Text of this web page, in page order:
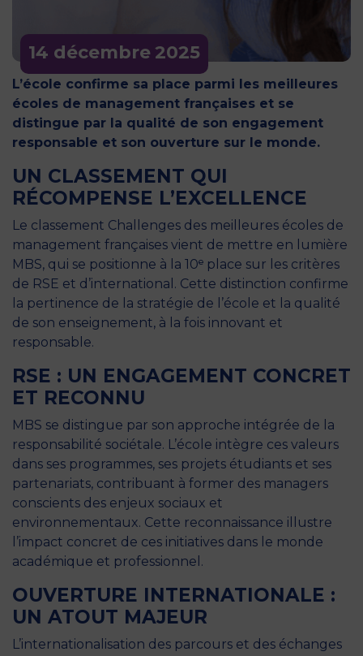
14 décembre2025
L’école confirme sa place parmi les meilleures
écoles de management françaises et se
distingue par la qualité de son engagement
responsable et son ouverture sur le monde.
UN CLASSEMENT QUI
RÉCOMPENSE L’EXCELLENCE
Le classement Challenges des meilleures écoles de
management françaises vient de mettre en lumière
MBS, qui se positionne à la 10ᵉ place sur les critères
de RSE et d’international. Cette distinction confirme
la pertinence de la stratégie de l’école et la qualité
de son enseignement, à la fois innovant et
responsable.
RSE : UN ENGAGEMENT CONCRET
ET RECONNU
MBS se distingue par son approche intégrée de la
responsabilité sociétale. L’école intègre ces valeurs
dans ses programmes, ses projets étudiants et ses
partenariats, contribuant à former des managers
conscients des enjeux sociaux et
environnementaux. Cette reconnaissance illustre
l’impact concret de ces initiatives dans le monde
académique et professionnel.
OUVERTURE INTERNATIONALE :
UN ATOUT MAJEUR
L’internationalisation des parcours et des échanges